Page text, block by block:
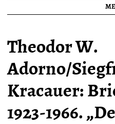
Theodor W.
Adorno/
Kracauer:
1923-1966.